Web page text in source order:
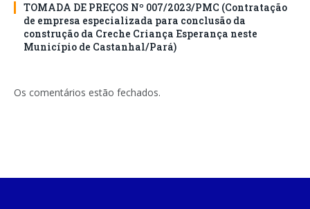
TOMADA DE PREÇOS Nº 007/2023/PMC (Contratação
de empresa especializada para conclusão da
construção da Creche Criança Esperança neste
Município de Castanhal/Pará)
Os comentários estão fechados.